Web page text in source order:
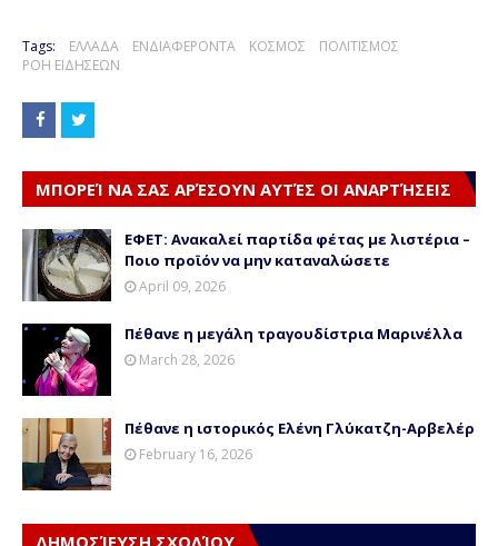
Tags: ΕΛΛΑΔΑ ΕΝΔΙΑΦΕΡΟΝΤΑ ΚΟΣΜΟΣ
ΠΟΛΙΤΙΣΜΟΣ
ΡΟΗ ΕΙΔΗΣΕΩΝ
ΜΠΟΡΕΊ ΝΑ ΣΑΣ ΑΡΈΣΟΥΝ ΑΥΤΈΣ ΟΙ ΑΝΑΡΤΉΣΕΙΣ
ΕΦΕΤ: Ανακαλεί παρτίδα φέτας με λιστέρια –
Ποιο προϊόν να μην καταναλώσετε
April 09, 2026
Πέθανε η μεγάλη τραγουδίστρια Μαρινέλλα
March 28, 2026
Πέθανε η ιστορικός Ελένη Γλύκατζη-Αρβελέρ
February 16, 2026
ΔΗΜΟΣΊΕΥΣΗ ΣΧΟΛΊΟΥ